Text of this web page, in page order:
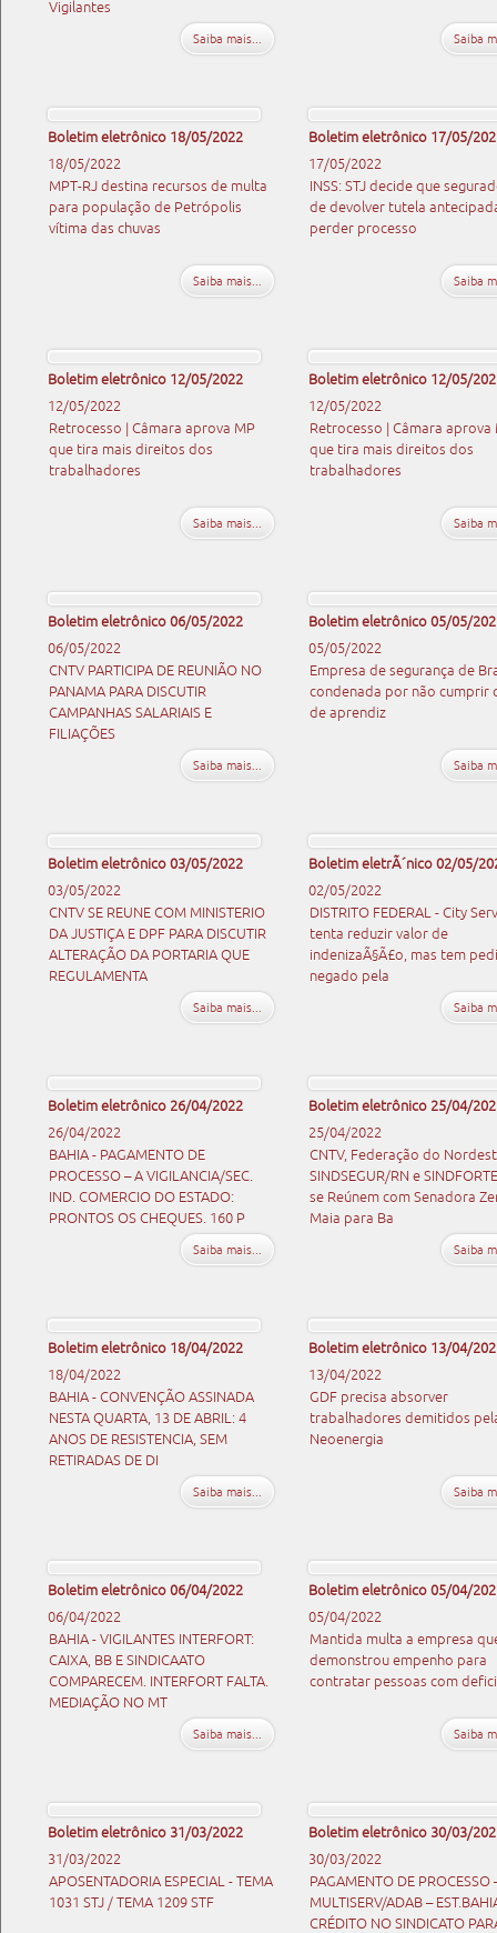
Vigilantes
Saiba mais... Saiba
Boletim eletrônico 18/05/2022
18/05/2022
MPT-RJ destina recursos de multa
para população de Petrópolis
vítima das chuvas
Saiba mais...
Boletim eletrônico 17/05/
17/05/2022
INSS: STJ decide que
de devolver tutela
perder processo
Saiba
Boletim eletrônico 12/05/2022
12/05/2022
Retrocesso | Câmara aprova MP
que tira mais direitos dos
trabalhadores
Saiba mais...
Boletim eletrônico 12/05/
12/05/2022
Retrocesso | Câmara aprova
que tira mais direitos dos
trabalhadores
Saiba
Boletim eletrônico 06/05/2022
06/05/2022
CNTV PARTICIPA DE REUNIÃO NO
PANAMA PARA DISCUTIR
CAMPANHAS SALARIAIS E
FILIAÇÕES
Saiba mais...
Boletim eletrônico 05/05/
05/05/2022
Empresa de segurança de
condenada por não cumprir
de aprendiz
Saiba
Boletim eletrônico 03/05/2022
03/05/2022
CNTV SE REUNE COM MINISTERIO
DA JUSTIÇA E DPF PARA DISCUTIR
ALTERAÇÃO DA PORTARIA QUE
REGULAMENTA
Saiba mais...
Boletim eletrÃ´nico 02/05/
02/05/2022
DISTRITO FEDERAL - City
tenta reduzir valor de
indenizaÃ§Ã£o, mas tem
negado pela
Saiba
Boletim eletrônico 26/04/2022
26/04/2022
BAHIA - PAGAMENTO DE
PROCESSO – A VIGILANCIA/SEC.
IND. COMERCIO DO ESTADO:
PRONTOS OS CHEQUES. 160 P
Saiba mais...
Boletim eletrônico 25/04/
25/04/2022
CNTV, Federação do
SINDSEGUR/RN e
se Reúnem com Senadora
Maia para Ba
Saiba
Boletim eletrônico 18/04/2022
18/04/2022
BAHIA - CONVENÇÃO ASSINADA
NESTA QUARTA, 13 DE ABRIL: 4
ANOS DE RESISTENCIA, SEM
RETIRADAS DE DI
Saiba mais...
Boletim eletrônico 13/04/
13/04/2022
GDF precisa absorver
trabalhadores demitidos
Neoenergia
Saiba
Boletim eletrônico 06/04/2022
06/04/2022
BAHIA - VIGILANTES INTERFORT:
CAIXA, BB E SINDICAATO
COMPARECEM. INTERFORT FALTA.
MEDIAÇÃO NO MT
Saiba mais...
Boletim eletrônico 05/04/
05/04/2022
Mantida multa a empresa
demonstrou empenho para
contratar pessoas com
Saiba
Boletim eletrônico 31/03/2022
31/03/2022
APOSENTADORIA ESPECIAL - TEMA
1031 STJ / TEMA 1209 STF
Boletim eletrônico 30/03/
30/03/2022
PAGAMENTO DE PROCESSO
MULTISERV/ADAB –
CRÉDITO NO SINDICATO